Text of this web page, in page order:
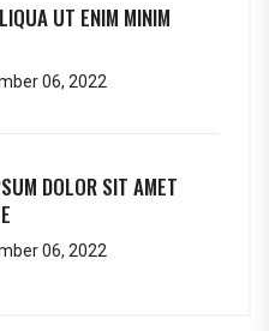
UT ENIM MINIM
06, 2022
DOLOR SIT AMET
06, 2022